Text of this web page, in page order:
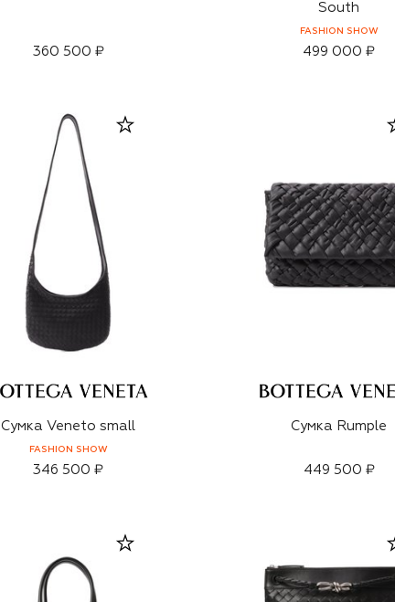
360 500 ₽
South
FASHION SHOW
499 000 ₽
Сумка Veneto small
FASHION SHOW
346 500 ₽
Сумка Rumple
449 500 ₽